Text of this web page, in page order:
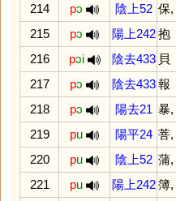
214
pɔ 陰上52 保,
215
pɔ 陽上242 抱
216
pɔi 陰去433 貝
217
pɔ 陰去433 報
218
pɔ 陽去21 暴,
219
pu 陽平24 菩,
220
pu 陰上52 蒲,
221
pu 陽上242 簿,